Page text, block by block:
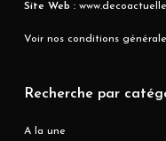
Site Web :
Voir nos conditions
Recherche par
A la une